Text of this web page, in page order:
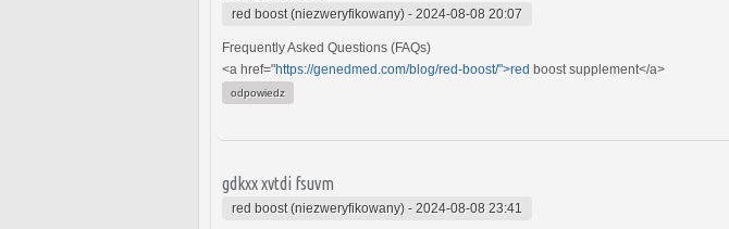
red boost (niezweryfikowany) - 2024-08-08 20:07
Frequently Asked Questions (FAQs)
<a href="https://genedmed.com/blog/red-boost/">red boost supplement</a>
odpowiedz
gdkxx xvtdi fsuvm
red boost (niezweryfikowany) - 2024-08-08 23:41